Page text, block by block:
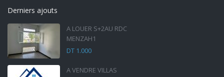
Derniers ajouts
A LOUER S+2AU RDC
MENZAH1
DT 1.000
A VENDRE VILLAS